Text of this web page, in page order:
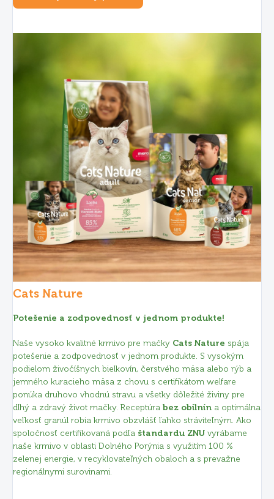
Cats Nature
Potešenie a zodpovednosť v jednom produkte!
Naše vysoko kvalitné krmivo pre mačky Cats Nature spája
potešenie a zodpovednosť v jednom produkte. S vysokým
podielom živočíšnych bielkovín, čerstvého mäsa alebo rýb a
jemného kuracieho mäsa z chovu s certifikátom welfare
ponúka druhovo vhodnú stravu a všetky dôležité živiny pre
dlhý a zdravý život mačky. Receptúra bez obilnín a optimálna
veľkosť granúl robia krmivo obzvlášť ľahko stráviteľným. Ako
spoločnosť certifikovaná podľa štandardu ZNU vyrábame
naše krmivo v oblasti Dolného Porýnia s využitím 100 %
zelenej energie, v recyklovateľných obaloch a s prevažne
regionálnymi surovinami.